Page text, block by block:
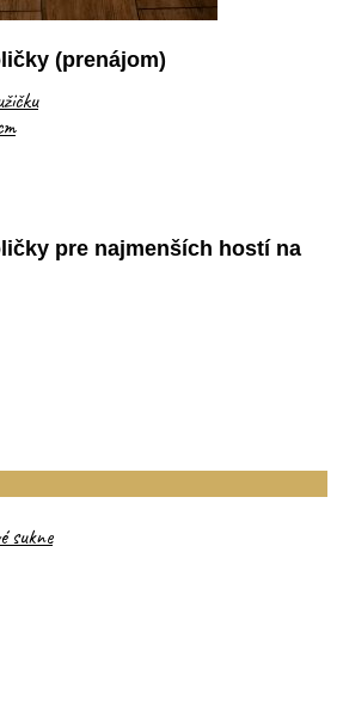
(prenájom)
pre najmenších hostí na
sukne